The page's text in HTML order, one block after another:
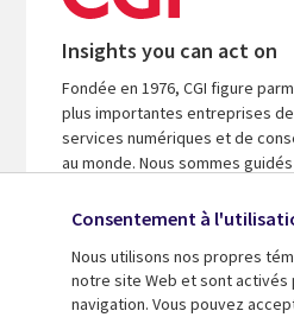
Insights you can act on
Fondée en 1976, CGI figure
plus importantes entreprises de
services numériques et de
au monde. Nous sommes
d’accélérer le rendement de
A propos de CGI
Consentement à
Nous utilisons nos propres
notre site Web et sont activés
navigation. Vous pouvez